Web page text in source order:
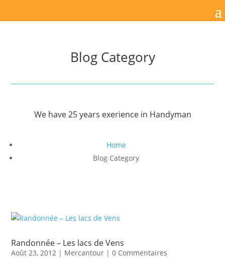
Blog Category
We have 25 years exerience in Handyman
Home
Blog Category
Randonnée – Les lacs de Vens
Août 23, 2012 | Mercantour | 0 Commentaires